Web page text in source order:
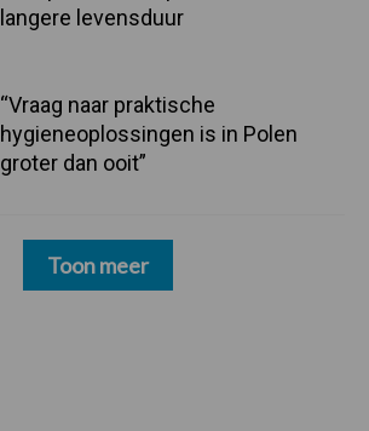
langere levensduur
“Vraag naar praktische
hygieneoplossingen is in Polen
groter dan ooit”
Toon meer